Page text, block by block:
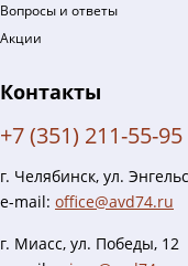
Вопросы и ответы
Акции
Контакты
+7 (351) 211-55-95
г. Челябинск, ул.
e-mail: office@avd74.ru
г. Миасс, ул. Победы, 12